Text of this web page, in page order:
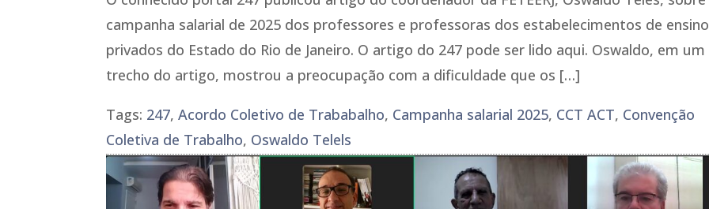
campanha salarial de 2025 dos professores e professoras dos estabelecimentos de ensino
privados do Estado do Rio de Janeiro. O artigo do 247 pode ser lido aqui. Oswaldo, em um
trecho do artigo, mostrou a preocupação com a dificuldade que os […]
Tags: 247,Acordo Coletivo de Trababalho, Campanha salarial 2025, CCT ACT, Convenção
Coletiva de Trabalho, Oswaldo Telels